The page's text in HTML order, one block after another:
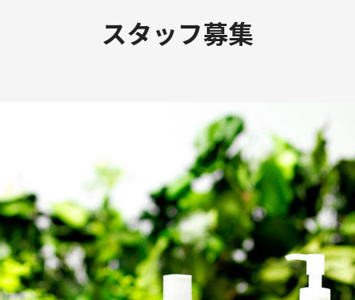
スタッフ募集